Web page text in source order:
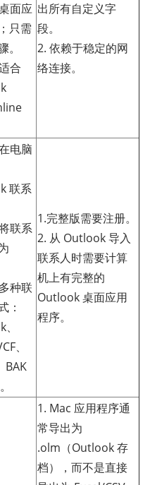
面应
只需
。
合
出所有自定义字
段。
2. 依赖于稳定的网
络连接。
电脑
联系
联系
种联
：
、
BAK
1.完整版需要注册。
2. 从 Outlook 导入
联系人时需要计算
机上有完整的
Outlook 桌面应用
程序。
1. Mac 应用程序通
常导出为
.olm（Outlook 存
档），而不是直接